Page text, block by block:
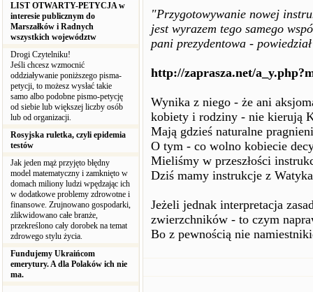
LIST OTWARTY-PETYCJA w
interesie publicznym do
Marszałków i Radnych
wszystkich województw
Drogi Czytelniku!
Jeśli chcesz wzmocnić
oddziaływanie poniższego pisma-
petycji, to możesz wysłać takie
samo albo podobne pismo-petycję
od siebie lub większej liczby osób
lub od organizacji.
Rosyjska ruletka, czyli epidemia
testów
Jak jeden mąż przyjęto błędny
model matematyczny i zamknięto w
domach miliony ludzi wpędzając ich
w dodatkowe problemy zdrowotne i
finansowe. Zrujnowano gospodarki,
zlikwidowano całe branże,
przekreślono cały dorobek na temat
zdrowego stylu życia.
Fundujemy Ukraińcom
emerytury. A dla Polaków ich nie
ma.
"Przygotowywanie nowej
jest wyrazem tego samego
pani prezydentowa -
http://zaprasza.net/
Wynika z niego - że ani
kobiety i rodziny - nie kierują
Mają gdzieś naturalne
O tym - co wolno kobiecie
Mieliśmy w przeszłości
Dziś mamy instrukcje z
Jeżeli jednak interpretacja
zwierzchników - to czym
Bo z pewnością nie